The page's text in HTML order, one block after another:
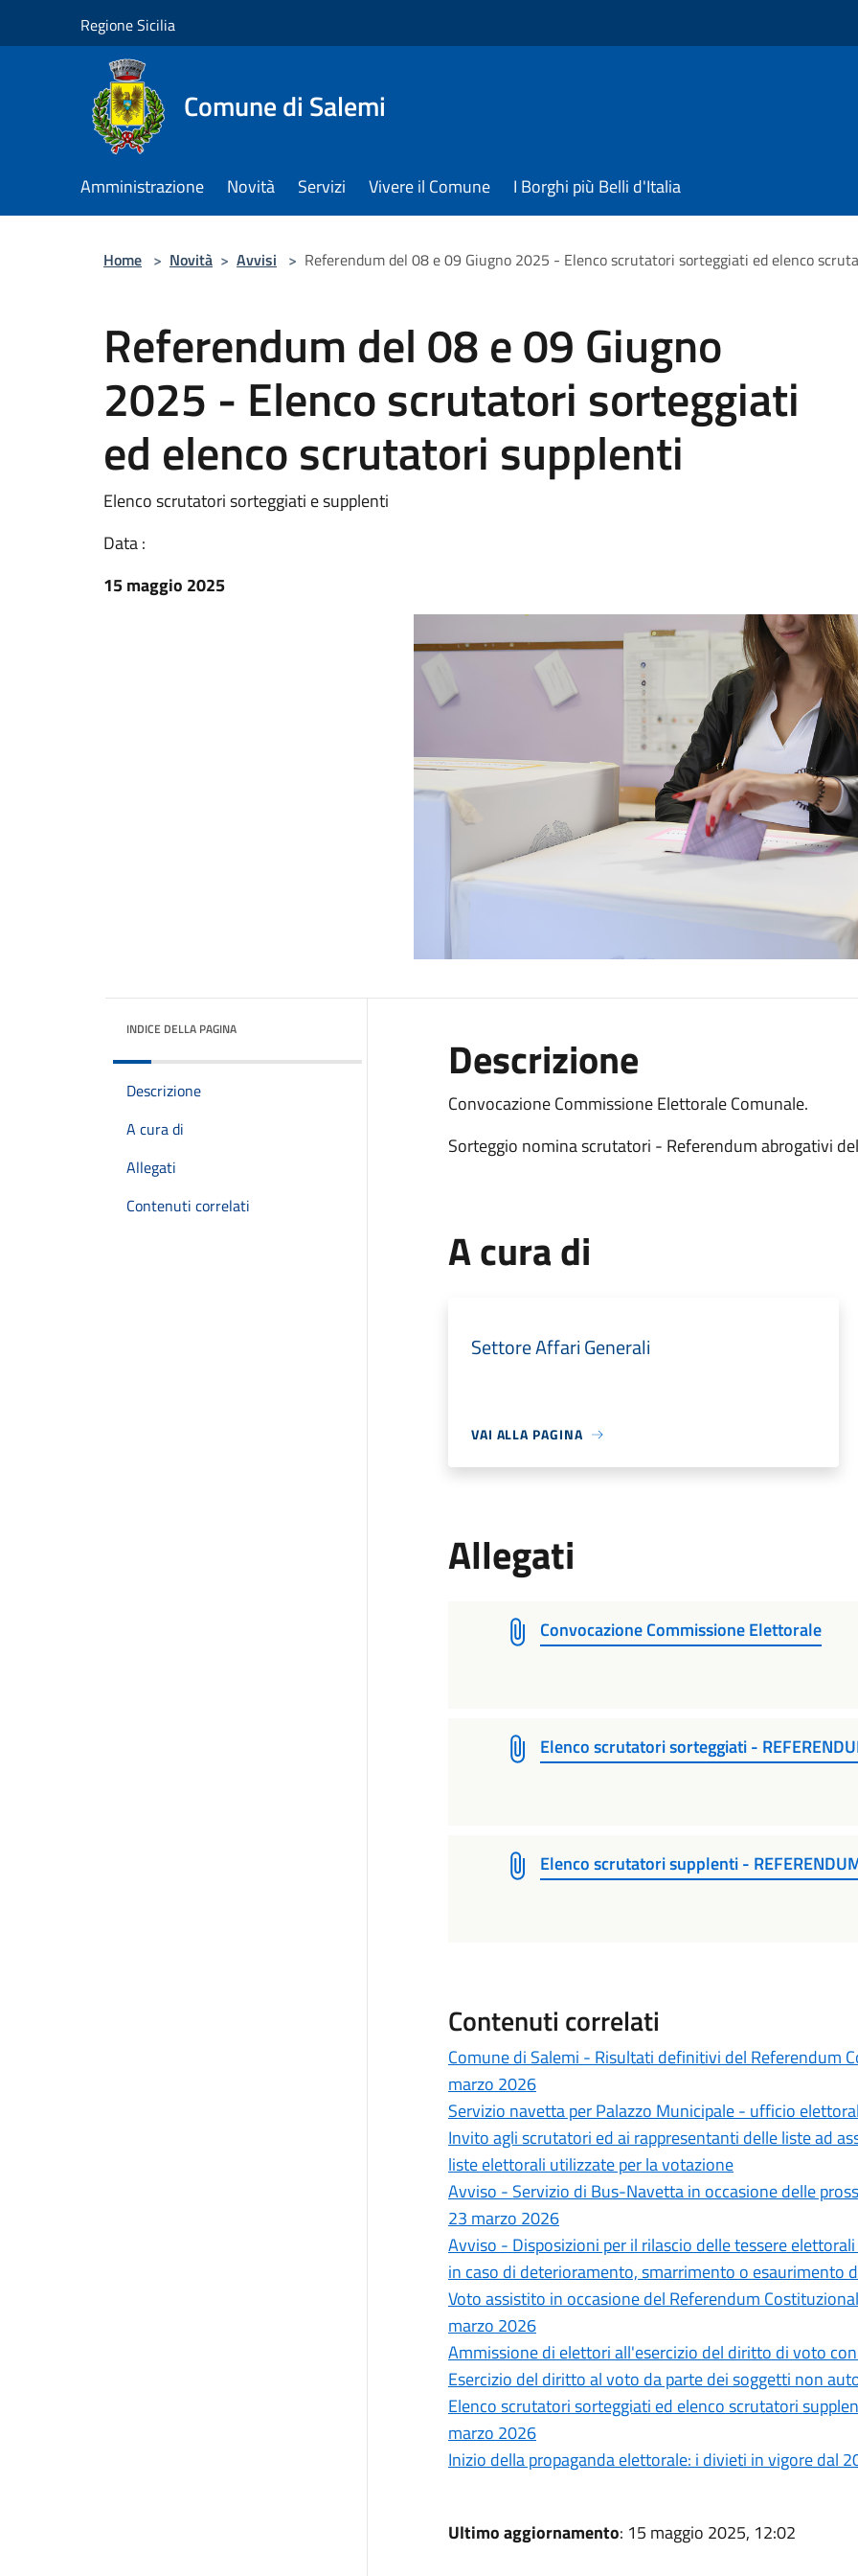
Regione Sicilia
Comune di Salemi
Amministrazione Novità Servizi Vivere il Comune I Borghi più Belli d'Italia
Home > Novità > Avvisi > Referendum del 08 e 09 Giugno 2025 - Elenco scrutatori sorteggiati ed elenco
Referendum del 08 e 09 Giugno
2025 - Elenco scrutatori sorteggiati
ed elenco scrutatori supplenti
Elenco scrutatori sorteggiati e supplenti
Data :
15 maggio 2025
INDICE DELLA PAGINA
Descrizione
A cura di
Allegati
Contenuti correlati
Descrizione
Convocazione Commissione Elettorale Comunale.
Sorteggio nomina scrutatori - Referendum abrogativi
A cura di
Settore Affari Generali
VAI ALLA PAGINA
Allegati
Convocazione Commissione Elettorale
Elenco scrutatori sorteggiati -
Elenco scrutatori supplenti -
Contenuti correlati
Comune di Salemi - Risultati definitivi del Referendum
marzo 2026
Servizio navetta per Palazzo Municipale - ufficio
Invito agli scrutatori ed ai rappresentanti delle liste ad
liste elettorali utilizzate per la votazione
Avviso - Servizio di Bus-Navetta in occasione delle
23 marzo 2026
Avviso - Disposizioni per il rilascio delle tessere
in caso di deterioramento, smarrimento o esaurimento
Voto assistito in occasione del Referendum
marzo 2026
Ammissione di elettori all'esercizio del diritto di voto
Esercizio del diritto al voto da parte dei soggetti non
Elenco scrutatori sorteggiati ed elenco scrutatori
marzo 2026
Inizio della propaganda elettorale: i divieti in vigore dal
Ultimo aggiornamento: 15 maggio 2025, 12:02